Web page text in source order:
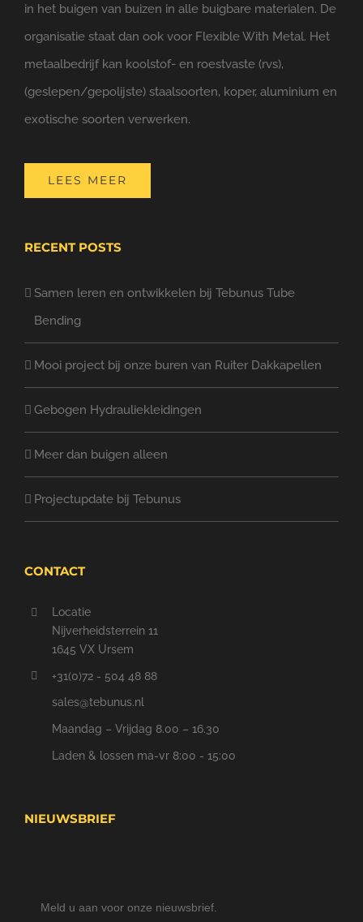
in het buigen van buizen in alle buigbare materialen. De
organisatie staat dan ook voor Flexible With Metal. Het
metaalbedrijf kan koolstof- en roestvaste (rvs),
(geslepen/gepolijste) staalsoorten, koper, aluminium en
exotische soorten verwerken.
LEES MEER
RECENT POSTS
Samen leren en ontwikkelen bij Tebunus Tube
Bending
Mooi project bij onze buren van Ruiter Dakkapellen
Gebogen Hydrauliekleidingen
Meer dan buigen alleen
Projectupdate bij Tebunus
CONTACT
Locatie
Nijverheidsterrein 11
1645 VX Ursem
+31(0)72 - 504 48 88
sales@tebunus.nl
Maandag – Vrijdag 8.00 – 16.30
Laden & lossen ma-vr 8:00 - 15:00
NIEUWSBRIEF
Meld u aan voor onze nieuwsbrief.